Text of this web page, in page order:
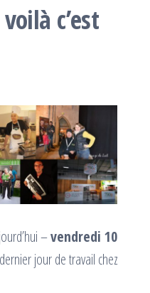
c’est
–vendredi 10
jour de travail chez